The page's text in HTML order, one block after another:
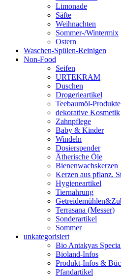
Limonade
Säfte
Weihnachten
Sommer-/Wintermix
Ostern
Waschen-Spülen-Reinigen
Non-Food
Seifen
URTEKRAM
Duschen
Drogerieartikel
Teebaumöl-Produkte
dekorative Kosmetik
Zahnpflege
Baby & Kinder
Windeln
Dosierspender
Ätherische Öle
Bienenwachskerzen
Kerzen aus pflanz.
Hygieneartikel
Tiernahrung
Terrasana (Messer)
Sonderartikel
Sommer
unkategorisiert
Bio Antakyas
Bioland-Infos
Produkt-Infos &
Pfandartikel